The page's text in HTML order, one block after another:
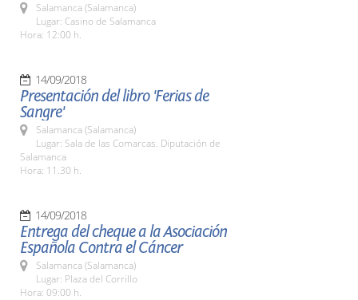
Salamanca (Salamanca)
Lugar: Casino de Salamanca
Hora: 12:00 h.
14/09/2018
Presentación del libro 'Ferias de
Sangre'
Salamanca (Salamanca)
Lugar: Sala de las Comarcas. Diputación de
Salamanca
Hora: 11.30 h.
14/09/2018
Entrega del cheque a la Asociación
Española Contra el Cáncer
Salamanca (Salamanca)
Lugar: Plaza del Corrillo
Hora: 09:00 h.